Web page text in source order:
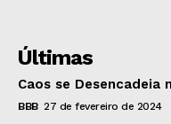
Últimas
Caos se Desencadeia
BBB 27 de fevereiro de 2024